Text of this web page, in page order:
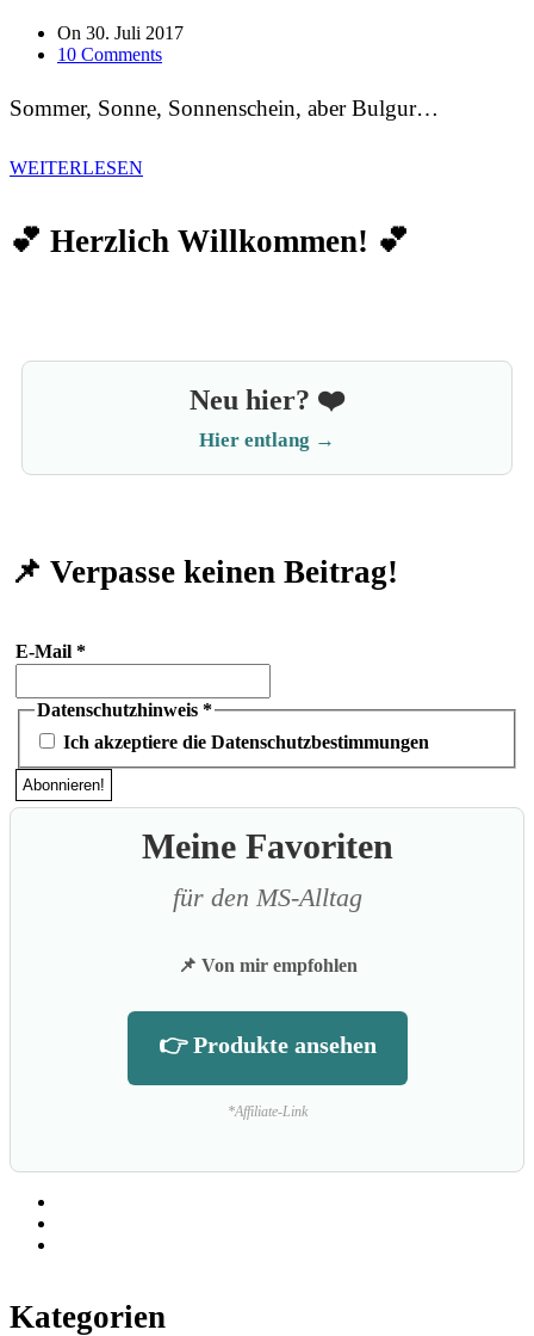
On 30. Juli 2017
10 Comments
Sommer, Sonne, Sonnenschein, aber Bulgur…
WEITERLESEN
💕 Herzlich Willkommen! 💕
Neu hier? ❤️
Hier entlang →
📌 Verpasse keinen Beitrag!
E-Mail *
Datenschutzhinweis *
Ich akzeptiere die Datenschutzbestimmungen
Meine Favoriten
für den MS-Alltag
📌 Von mir empfohlen
👉 Produkte ansehen
*Affiliate-Link
Kategorien